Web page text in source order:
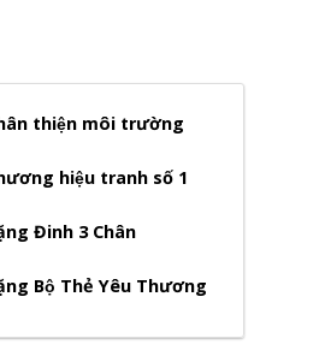
thiện môi trường
hiệu tranh số 1
Đinh 3 Chân
Bộ Thẻ Yêu Thương